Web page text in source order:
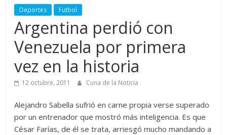
Deportes Futbol
Argentina perdió con
Venezuela por primera
vez en la historia
12 octubre, 2011 Cuna de la Noticia
Alejandro Sabella sufrió en carne propia verse superado
por un entrenador que mostró más inteligencia. Es que
César Farías, de él se trata, arriesgó mucho mandando a